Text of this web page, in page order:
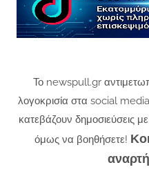
Το newspull.gr
λογοκρισία στα social media
κατεβάζουν δημοσιεύσεις
όμως να βοηθήσετε!